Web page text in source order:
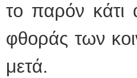
το παρόν κάτι
φθοράς των
μετά.